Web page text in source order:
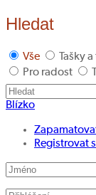
Hledat
Vše Tašky
Pro radost
Blízko
Registrovat